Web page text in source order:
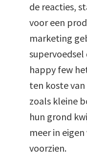
de reacties,
voor een
marketing
happy few
ten koste
zoals kleine
hun grond
meer in
voorzien.